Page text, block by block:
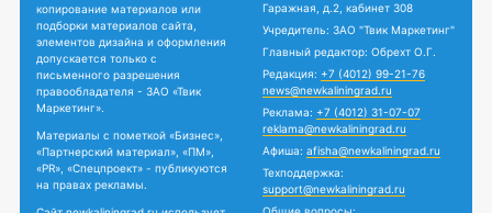
копирование материалов или
подборки материалов сайта,
элементов дизайна и оформления
допускается только с
письменного разрешения
правообладателя - ЗАО «Твик
Маркетинг».
Материалы с пометкой «Бизнес»,
«Партнерский материал», «ПМ»,
«PR», «Спецпроект» - публикуются
на правах рекламы.
Гаражная, д.2, кабинет 308
Учредитель: ЗАО "Твик Маркетинг"
Главный редактор: Обрехт О.Г.
Редакция: +7 (4012) 99-21-76
news@newkaliningrad.ru
Реклама: +7 (4012) 31-07-07
reklama@newkaliningrad.ru
Афиша: afisha@newkaliningrad.ru
Техподдержка:
support@newkaliningrad.ru